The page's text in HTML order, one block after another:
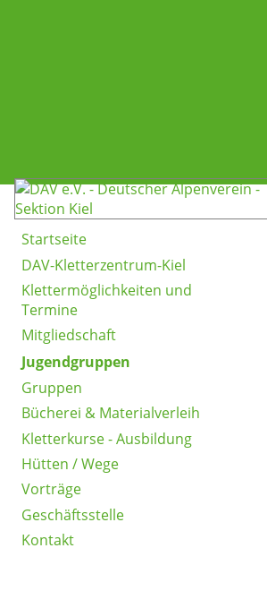
Startseite
DAV-Kletterzentrum-Kiel
Klettermöglichkeiten und
Termine
Mitgliedschaft
Jugendgruppen
Gruppen
Bücherei & Materialverleih
Kletterkurse - Ausbildung
Hütten / Wege
Vorträge
Geschäftsstelle
Kontakt